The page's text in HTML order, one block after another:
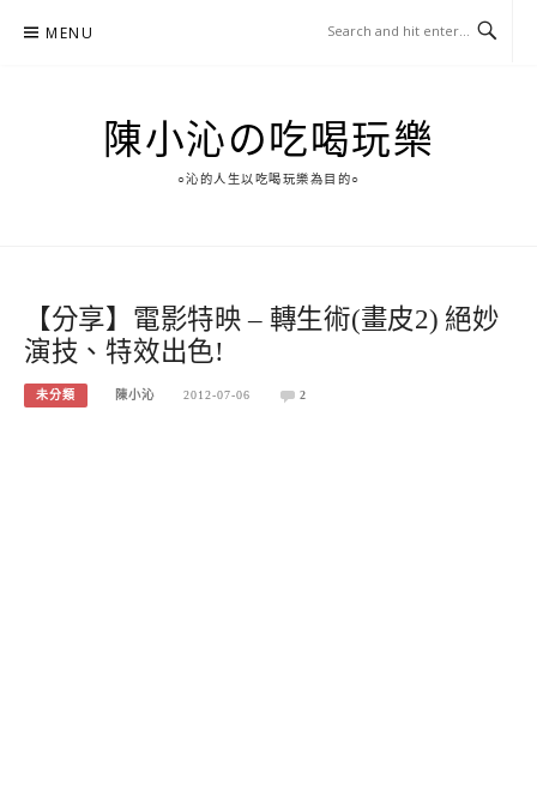
MENU
陳小沁の吃喝玩樂
○沁的人生以吃喝玩樂為目的○
【分享】電影特映 – 轉生術(畫皮2) 絕妙
演技、特效出色!
未分類 陳小沁 2012-07-06 2